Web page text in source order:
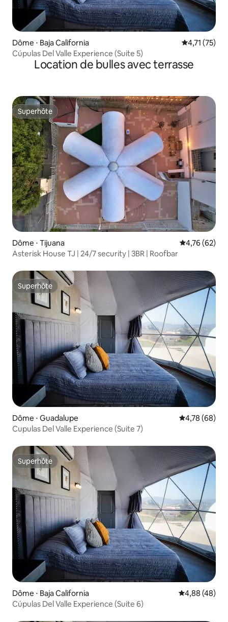
Dôme ⋅ Baja California Évaluation
4,71 (75)
Cúpulas Del Valle Experience (Suite 5)
Location de bulles avec terrasse
Superhôte
Superhôte
Dôme ⋅ Tijuana Évaluation
4,76 (62)
Asterisk House TJ | 24/7 security | 3BR | Roofbar
Superhôte
Superhôte
Dôme ⋅ Guadalupe Évaluation
4,78 (68)
Cupulas Del Valle Experience (Suite 7)
Superhôte
Superhôte
Dôme ⋅ Baja California Évaluation
4,88 (48)
Cúpulas Del Valle Experience (Suite 6)